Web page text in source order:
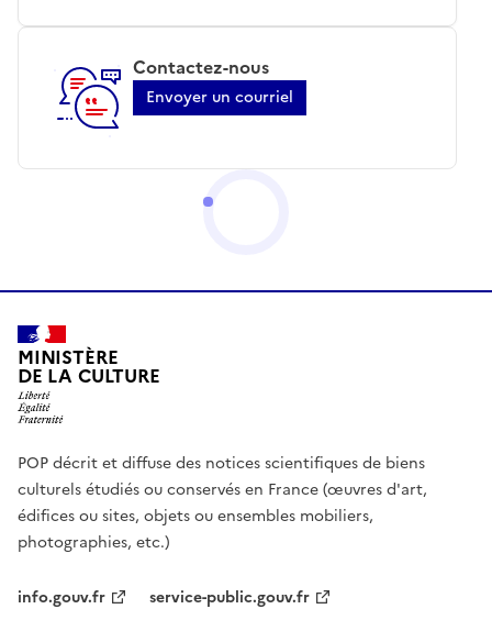
Contactez-nous
Envoyer un courriel
MINISTÈRE
DE LA CULTURE
POP décrit et diffuse des notices scientifiques de biens
culturels étudiés ou conservés en France (œuvres d'art,
édifices ou sites, objets ou ensembles mobiliers,
photographies, etc.)
info.gouv.fr service-public.gouv.fr